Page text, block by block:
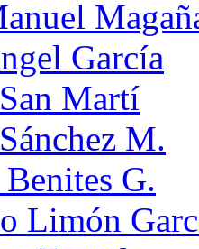
García
Martí
M.
G.
Limón